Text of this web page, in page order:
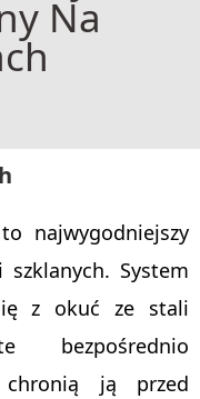
Na
najwygodniejszy
System
z okuć ze stali
bezpośrednio
ją przed